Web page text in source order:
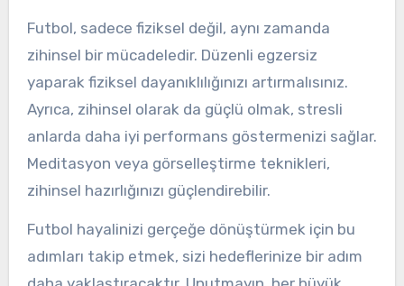
Futbol, sadece fiziksel değil, aynı zamanda
zihinsel bir mücadeledir. Düzenli egzersiz
yaparak fiziksel dayanıklılığınızı artırmalısınız.
Ayrıca, zihinsel olarak da güçlü olmak, stresli
anlarda daha iyi performans göstermenizi sağlar.
Meditasyon veya görselleştirme teknikleri,
zihinsel hazırlığınızı güçlendirebilir.
Futbol hayalinizi gerçeğe dönüştürmek için bu
adımları takip etmek, sizi hedeflerinize bir adım